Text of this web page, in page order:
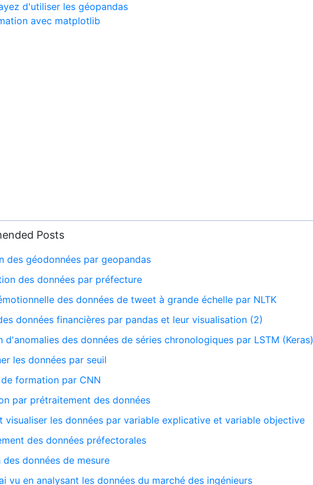
d'utiliser les géopandas
avec matplotlib
Posts
des géodonnées par geopandas
des données par préfecture
des données de tweet à grande échelle par NLTK
données financières par pandas et leur visualisation (2)
d'anomalies des données de séries chronologiques par LSTM (Keras)
les données par seuil
formation par CNN
par prétraitement des données
visualiser les données par variable explicative et variable objective
des données préfectorales
des données de mesure
vu en analysant les données du marché des ingénieurs